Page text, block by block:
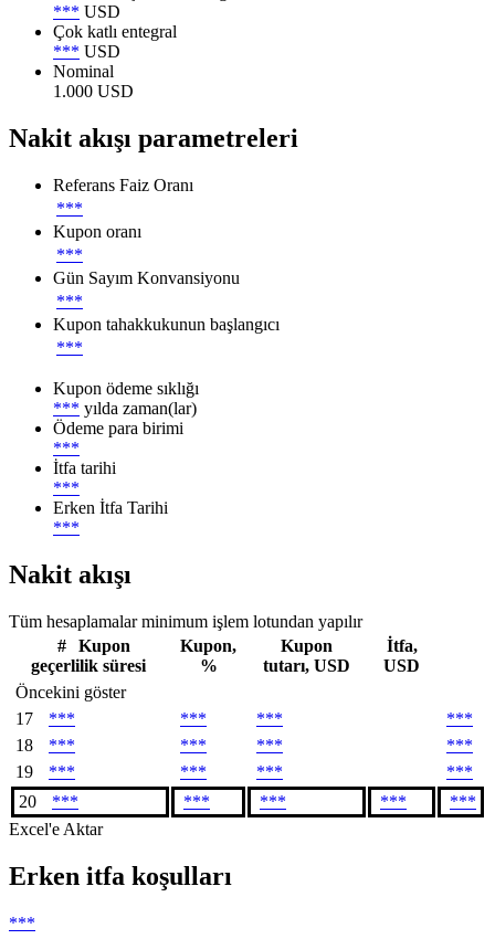
*** USD
Çok katlı entegral
*** USD
Nominal
1.000 USD
Nakit akışı parametreleri
Referans Faiz Oranı
***
Kupon oranı
***
Gün Sayım Konvansiyonu
***
Kupon tahakkukunun başlangıcı
***
Kupon ödeme sıklığı
*** yılda zaman(lar)
Ödeme para birimi
***
İtfa tarihi
***
Erken İtfa Tarihi
***
Nakit akışı
Tüm hesaplamalar minimum işlem lotundan yapılır
#
Kupon
geçerlilik süresi
Kupon,
%
Kupon
tutarı, USD
İtfa,
USD
Öncekini göster
17
*** *** ***
***
18
*** *** ***
***
19
*** *** ***
***
20
*** *** *** ***
***
Excel'e Aktar
Erken itfa koşulları
***